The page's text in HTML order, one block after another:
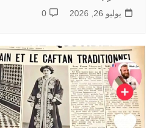
يوليو 26, 2026 0